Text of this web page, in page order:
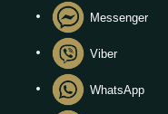
Messenger
Viber
WhatsApp